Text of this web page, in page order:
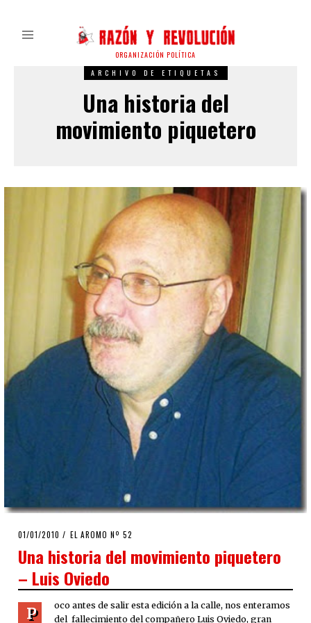
ORGANIZACIÓN POLÍTICA
ARCHIVO DE ETIQUETAS
Una historia del
movimiento piquetero
POSTED
01/01/2010 25/03/2020
EL AROMO Nº 52
Una historia del movimiento piquetero
– Luis Oviedo
P
oco antes de salir esta edición a la calle, nos enteramos
del fallecimiento del compañero Luis Oviedo, gran